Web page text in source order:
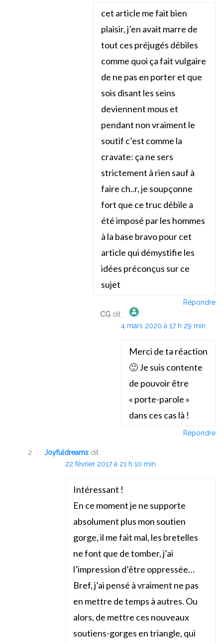
cet article me fait bien
plaisir, j’en avait marre de
tout ces préjugés débiles
comme quoi ça fait vulgaire
de ne pas en porter et que
sois disant les seins
deviennent mous et
pendant non vraiment le
soutif c’est comme la
cravate: ça ne sers
strictement à rien sauf à
faire ch..r, je soupçonne
fort que ce truc débile a
été imposé par les hommes
à la base bravo pour cet
article qui démystifie les
idées préconçus sur ce
sujet
Répondre
CG dit :
The Real Person Badge!
4 mars 2020 à 17 h 29 min
Merci de ta réaction
🙂 Je suis contente
de pouvoir être
« porte-parole »
dans ces cas là !
Répondre
Joyfuldreams dit :
22 février 2017 à 21 h 10 min
Intéressant !
En ce moment je ne supporte
absolument plus mon soutien
gorge, il me fait mal, les bretelles
ne font que de tomber, j’ai
l’impression d’être oppressée…
Bref, j’ai pensé à vraiment ne pas
en mettre de temps à autres. Ou
alors, de mettre ces nouveaux
soutiens-gorges en triangle, qui